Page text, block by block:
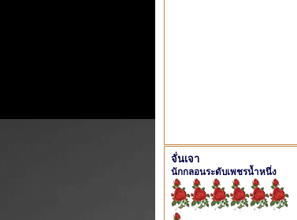
จั่นเจา
นักกลอนระดับเพชรน้ำหนึ่ง